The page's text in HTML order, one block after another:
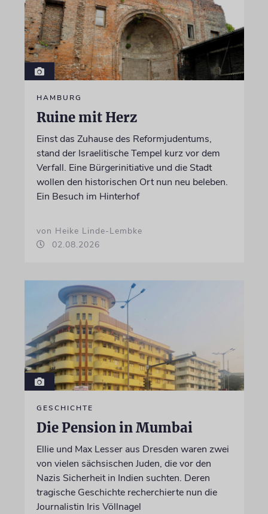
HAMBURG
Ruine mit Herz
Einst das Zuhause des Reformjudentums,
stand der Israelitische Tempel kurz vor dem
Verfall. Eine Bürgerinitiative und die Stadt
wollen den historischen Ort nun neu beleben.
Ein Besuch im Hinterhof
von Heike Linde-Lembke
02.08.2026
GESCHICHTE
Die Pension in Mumbai
Ellie und Max Lesser aus Dresden waren zwei
von vielen sächsischen Juden, die vor den
Nazis Sicherheit in Indien suchten. Deren
tragische Geschichte recherchierte nun die
Journalistin Iris Völlnagel